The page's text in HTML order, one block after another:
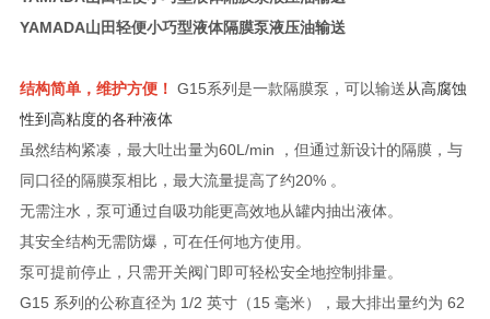
YAMADA山田轻便小巧型液体隔膜泵液压油输送
结构简单，维护方便！ G15系列是一款隔膜泵，可以输送从高腐蚀
性到高粘度的各种液体
虽然结构紧凑 ，最大吐出量为60L/min ，但通过新设计的隔膜， 与
同口径的隔膜泵相比， 最大流量提高了约20% 。
无需注水，泵可通过自吸功能更高效地从罐内抽出液体。
其安全结构无需防爆，可在任何地方使用。
泵可提前停止，只需开关阀门即可轻松安全地控制排量。
G15 系列的公称直径为 1/2 英寸（15 毫米），最大排出量约为 62